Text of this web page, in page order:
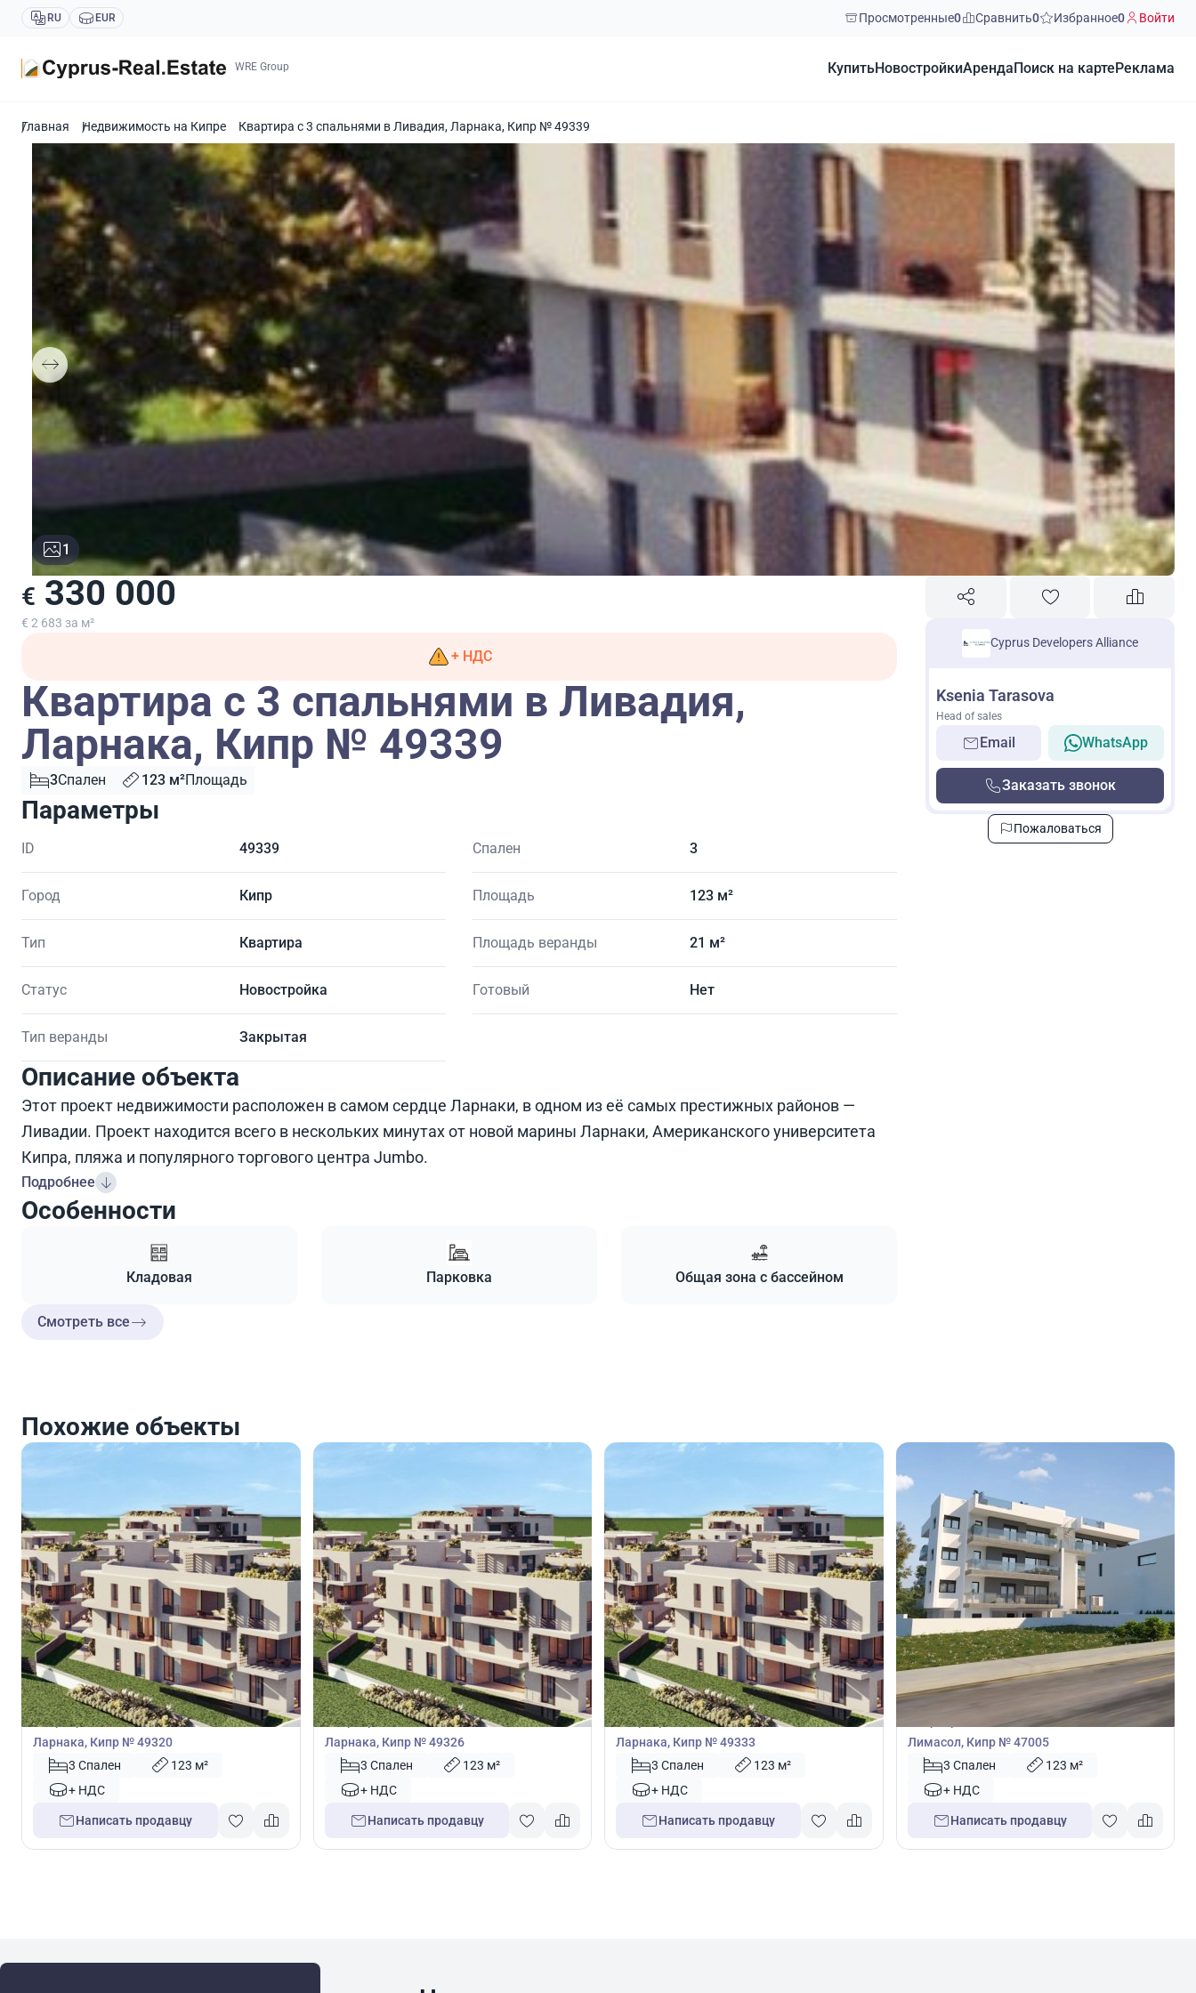
RU EUR Просмотренные0 Сравнить0 Избранное0 Войти
WRE Group КупитьНовостройкиАренда Поиск на карте Реклама
Главная Недвижимость на Кипре Квартира с 3 спальнями в Ливадия, Ларнака, Кипр № 49339
1
€ 330 000
€ 2 683 за м²
+ НДС
Квартира с 3 спальнями в Ливадия,
Ларнака, Кипр № 49339
3Спален 123 м²Площадь
Параметры
ID 49339
Город Кипр
Тип Квартира
Статус Новостройка
Тип веранды Закрытая
Спален 3
Площадь 123 м²
Площадь веранды 21 м²
Готовый Нет
Описание объекта
Этот проект недвижимости расположен в самом сердце Ларнаки, в одном из её самых престижных районов —
Ливадии. Проект находится всего в нескольких минутах от новой марины Ларнаки, Американского университета
Кипра, пляжа и популярного торгового центра Jumbo.
Подробнее
Особенности
Кладовая Парковка Общая зона с бассейном
Смотреть все
Cyprus Developers Alliance
Ksenia Tarasova
Head of sales
Email WhatsApp
Заказать звонок
Пожаловаться
Похожие объекты
€330 000
Квартира
Квартира с 3 спальнями в Ливадия,
Ларнака, Кипр № 49320
3 Спален
123 м²
+ НДС
Написать продавцу
€330 000
Квартира
Квартира с 3 спальнями в Ливадия,
Ларнака, Кипр № 49326
3 Спален
123 м²
+ НДС
Написать продавцу
€330 000
Квартира
Квартира с 3 спальнями в Ливадия,
Ларнака, Кипр № 49333
3 Спален
123 м²
+ НДС
Написать продавцу
€370 000
Квартира
Квартира с 3 спальнями в Лимассол,
Лимасол, Кипр № 47005
3 Спален
123 м²
+ НДС
Написать продавцу